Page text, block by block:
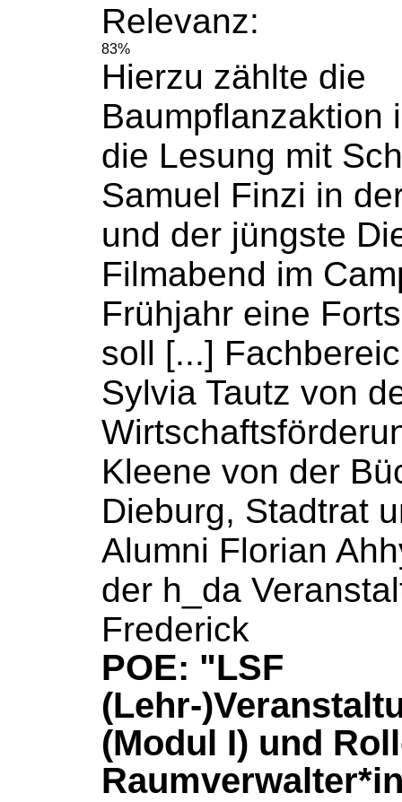
Relevanz:
83%
Hierzu zählte die
Baumpflanzaktion
die Lesung mit
Samuel Finzi in
und der jüngste
Filmabend im
Frühjahr eine
soll [...]
Sylvia Tautz von
Kleene von der
Dieburg, Stadtrat
Alumni Florian
der h_da
Frederick
POE: "LSF
(Lehr-
(Modul I) und